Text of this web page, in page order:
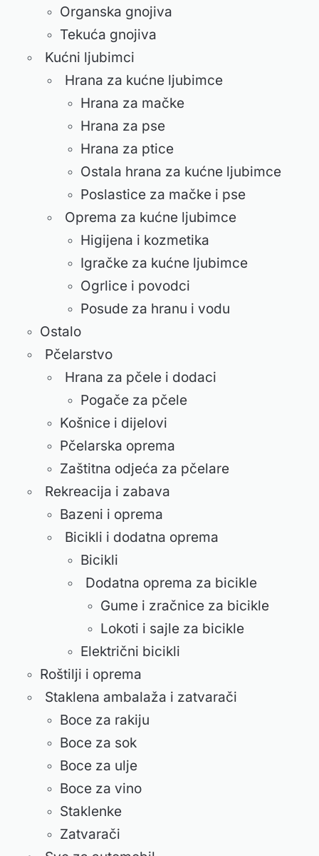
Organska gnojiva
Tekuća gnojiva
Kućni ljubimci
Hrana za kućne ljubimce
Hrana za mačke
Hrana za pse
Hrana za ptice
Ostala hrana za kućne ljubimce
Poslastice za mačke i pse
Oprema za kućne ljubimce
Higijena i kozmetika
Igračke za kućne ljubimce
Ogrlice i povodci
Posude za hranu i vodu
Ostalo
Pčelarstvo
Hrana za pčele i dodaci
Pogače za pčele
Košnice i dijelovi
Pčelarska oprema
Zaštitna odjeća za pčelare
Rekreacija i zabava
Bazeni i oprema
Bicikli i dodatna oprema
Bicikli
Dodatna oprema za bicikle
Gume i zračnice za bicikle
Lokoti i sajle za bicikle
Električni bicikli
Roštilji i oprema
Staklena ambalaža i zatvarači
Boce za rakiju
Boce za sok
Boce za ulje
Boce za vino
Staklenke
Zatvarači